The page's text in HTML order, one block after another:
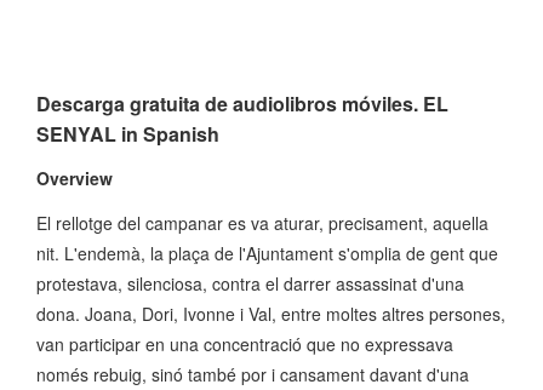
Descarga gratuita de audiolibros móviles. EL
SENYAL in Spanish
Overview
El rellotge del campanar es va aturar, precisament, aquella
nit. L'endemà, la plaça de l'Ajuntament s'omplia de gent que
protestava, silenciosa, contra el darrer assassinat d'una
dona. Joana, Dori, Ivonne i Val, entre moltes altres persones,
van participar en una concentració que no expressava
només rebuig, sinó també por i cansament davant d'una